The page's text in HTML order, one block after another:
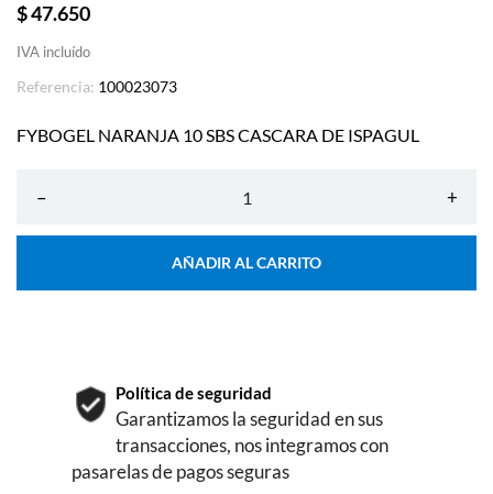
$ 47.650
IVA incluído
Referencia: 100023073
FYBOGEL NARANJA 10 SBS CASCARA DE ISPAGUL
– +
AÑADIR AL CARRITO
Política de seguridad
Garantizamos la seguridad en sus
transacciones, nos integramos con
pasarelas de pagos seguras